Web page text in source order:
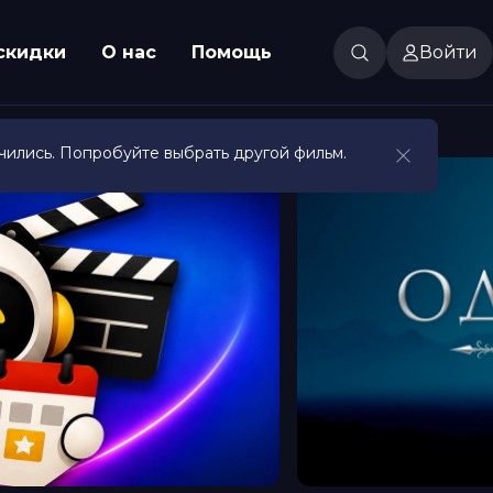
О нас Помощь Войти
Попробуйте выбрать другой фильм.